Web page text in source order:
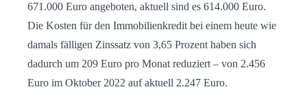
671.000 Euro angeboten, aktuell sind es 614.000 Euro.
Die Kosten für den Immobilienkredit bei einem heute wie
damals fälligen Zinssatz von 3,65 Prozent haben sich
dadurch um 209 Euro pro Monat reduziert – von 2.456
Euro im Oktober 2022 auf aktuell 2.247 Euro.